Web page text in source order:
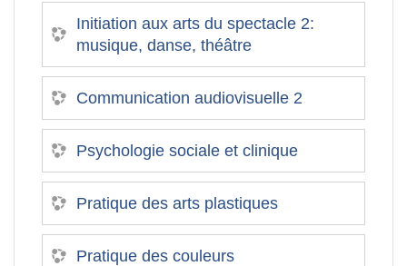
Initiation aux arts du spectacle 2:
musique, danse, théâtre
Communication audiovisuelle 2
Psychologie sociale et clinique
Pratique des arts plastiques
Pratique des couleurs